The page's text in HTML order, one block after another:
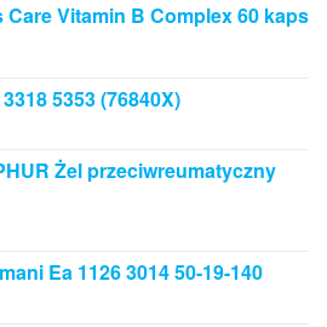
Care Vitamin B Complex 60 kaps
5353 (76840X)
Żel przeciwreumatyczny
Ea 1126 3014 50-19-140